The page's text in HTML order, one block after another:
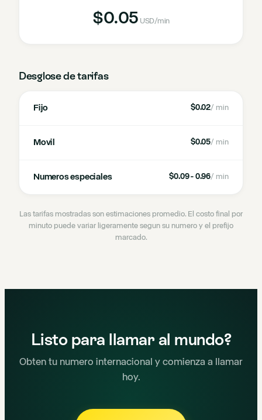
$0.05 USD/min
Desglose de tarifas
Fijo $0.02/ min
Movil $0.05/ min
Numeros especiales $0.09 - 0.96/ min
Las tarifas mostradas son estimaciones promedio. El costo final por
minuto puede variar ligeramente segun su numero y el prefijo
marcado.
Listo para llamar al mundo?
Obten tu numero internacional y comienza a llamar
hoy.